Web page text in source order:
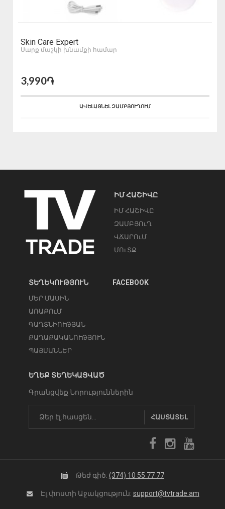
Skin Care Expert
Սարք մաշկի խնամքի համար
3,990֏
ԱՎԵԼԱՑՆԵԼ ԶԱՄԲՅՈՒՂՈՒՄ
ԻՄ ՀԱՇԻՎԸ
ԻՄ ՀԱՇԻՎԸ
ԶԱՄԲՅՈւՂ
ՎՃԱՐՈւՄ
ՄՈւՏՔ
ՏԵՂԵԿՈՒԹՅՈՒՆ
ՄԵՐ ՄԱՍԻՆ
ԱՌԱՔՈւՄ
ԳԱՂՏՆԻՈՒԹՅԱՆ
ՔԱՂԱՔԱԿԱՆՈՒԹՅՈՒՆ
ՊԱՅՄԱՆՆԵՐ
FACEBOOK
ԵՂԵՔ ՏԵՂԵԿԱՑՎԱԾ
Գրանցվեք Նորություններին
ՀԱՍՏԱՏԵԼ
Թեժ գիծ: (374) 10 55 77 77
Էլ.փոստի Աջակցություն: support@tvtrade.am